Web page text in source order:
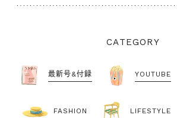
CATEGORY
最新号&付録 YOUTUBE
FASHION LIFESTYLE